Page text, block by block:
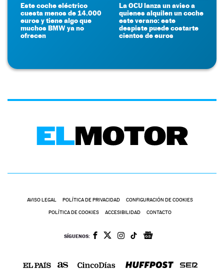
Este coche eléctrico
cuesta menos de 14.000
euros y tiene algo que
muchos BMW ya no
ofrecen
La OCU lanza un aviso a
quienes alquilen un coche
este verano: este
despiste puede costarte
cientos de euros
AVISO LEGAL POLÍTICA DE PRIVACIDAD CONFIGURACIÓN DE COOKIES
POLÍTICA DE COOKIES ACCESIBILIDAD CONTACTO
SÍGUENOS: